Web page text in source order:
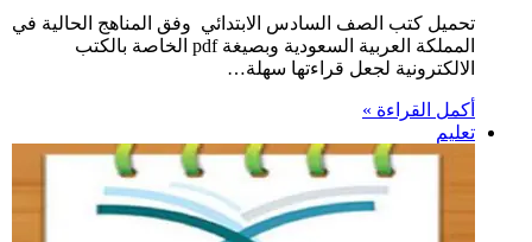
تحميل كتب الصف السادس الابتدائي وفق المناهج الحالية في
المملكة العربية السعودية وبصيغة pdf الخاصة بالكتب
الالكترونية لجعل قراءتها سهلة…
أكمل القراءة »
تعليم